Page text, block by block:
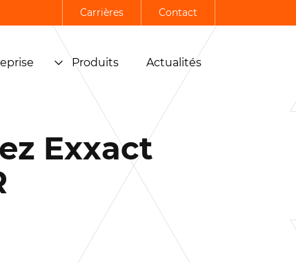
Carrières Contact
Produits Actualités
Exxact